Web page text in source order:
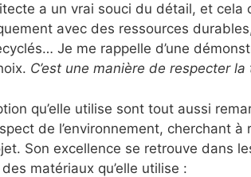
a un vrai souci du détail, et cela
avec des ressources
Je me rappelle d’une
C’est une manière de respecter
qu’elle utilise sont tout aussi
de l’environnement, cherchant à
Son excellence se retrouve dans
matériaux qu’elle utilise :